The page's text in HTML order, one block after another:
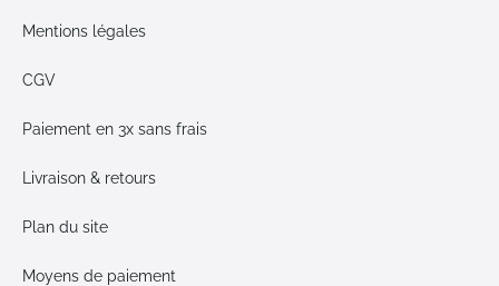
Mentions légales
CGV
Paiement en 3x sans frais
Livraison & retours
Plan du site
Moyens de paiement